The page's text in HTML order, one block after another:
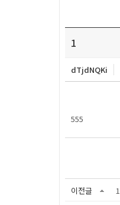
1
dTjdNQKi
555
이전글
1